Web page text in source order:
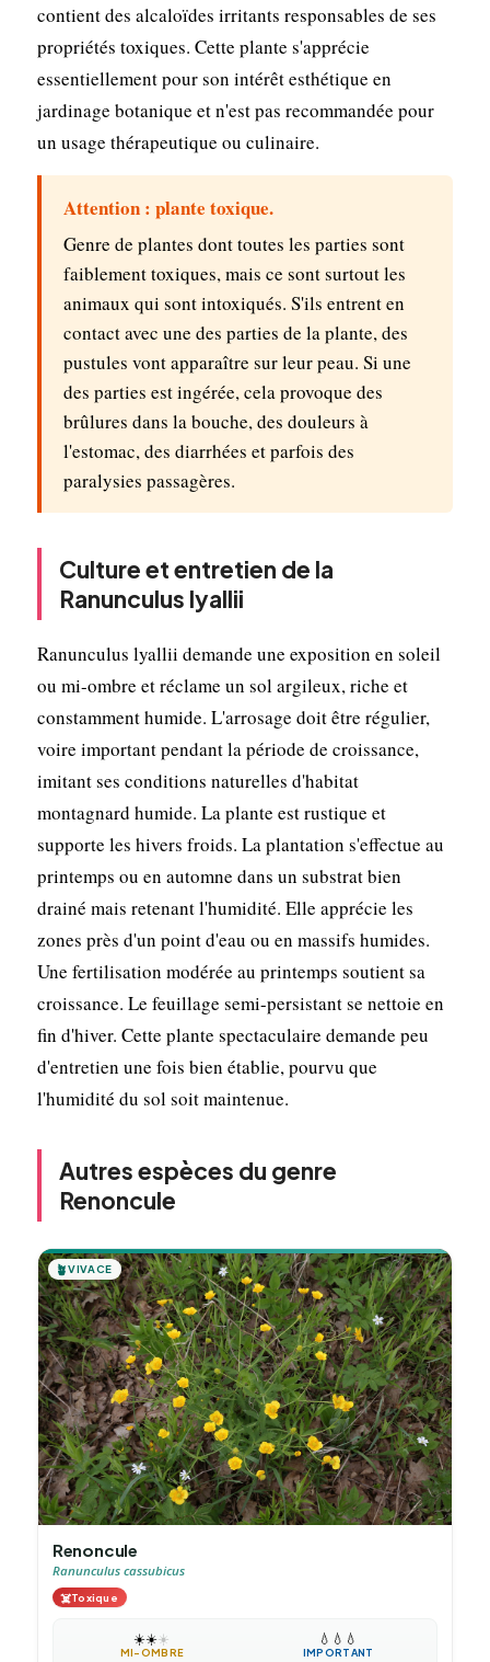
contient des alcaloïdes irritants responsables de ses
propriétés toxiques. Cette plante s'apprécie
essentiellement pour son intérêt esthétique en
jardinage botanique et n'est pas recommandée pour
un usage thérapeutique ou culinaire.
Attention : plante toxique.
Genre de plantes dont toutes les parties sont
faiblement toxiques, mais ce sont surtout les
animaux qui sont intoxiqués. S'ils entrent en
contact avec une des parties de la plante, des
pustules vont apparaître sur leur peau. Si une
des parties est ingérée, cela provoque des
brûlures dans la bouche, des douleurs à
l'estomac, des diarrhées et parfois des
paralysies passagères.
Culture et entretien de la
Ranunculus lyallii
Ranunculus lyallii demande une exposition en soleil
ou mi-ombre et réclame un sol argileux, riche et
constamment humide. L'arrosage doit être régulier,
voire important pendant la période de croissance,
imitant ses conditions naturelles d'habitat
montagnard humide. La plante est rustique et
supporte les hivers froids. La plantation s'effectue au
printemps ou en automne dans un substrat bien
drainé mais retenant l'humidité. Elle apprécie les
zones près d'un point d'eau ou en massifs humides.
Une fertilisation modérée au printemps soutient sa
croissance. Le feuillage semi-persistant se nettoie en
fin d'hiver. Cette plante spectaculaire demande peu
d'entretien une fois bien établie, pourvu que
l'humidité du sol soit maintenue.
Autres espèces du genre
Renoncule
🪴VIVACE
Renoncule
Ranunculus cassubicus
☠️Toxique
☀️☀️☀️
MI-OMBRE
💧 💧 💧
IMPORTANT